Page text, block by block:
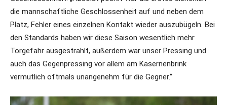
die mannschaftliche Geschlossenheit auf und neben dem
Platz, Fehler eines einzelnen Kontakt wieder auszubügeln. Bei
den Standards haben wir diese Saison wesentlich mehr
Torgefahr ausgestrahlt, außerdem war unser Pressing und
auch das Gegenpressing vor allem am Kasernenbrink
vermutlich oftmals unangenehm für die Gegner.“